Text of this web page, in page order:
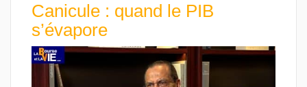
Canicule : quand le PIB
s’évapore